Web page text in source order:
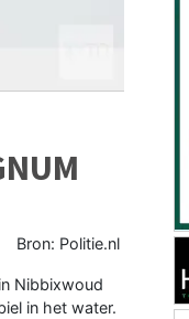
Bron: Politie.nl
Nibbixwoud
in het water.